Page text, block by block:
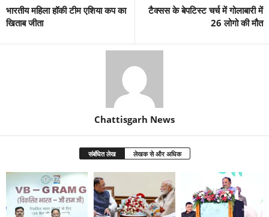
भारतीय महिला हॉकी टीम एशिया कप का
खिताब जीता
टैक्सस के बेपटिस्ट चर्च में गोलाबारी में
26 लोगो की मौत
Chattisgarh News
संबंधित लेख लेखक से और अधिक